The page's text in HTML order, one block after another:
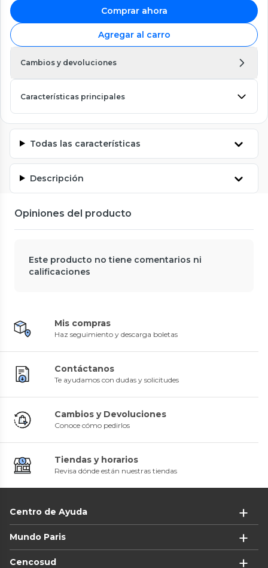
Comprar ahora
Agregar al carro
Cambios y devoluciones
Características principales
Todas las características
Descripción
Opiniones del producto
Este producto no tiene comentarios ni
calificaciones
Mis compras
Haz seguimiento y descarga boletas
Contáctanos
Te ayudamos con dudas y solicitudes
Cambios y Devoluciones
Conoce cómo pedirlos
Tiendas y horarios
Revisa dónde están nuestras tiendas
Centro de Ayuda
Mundo Paris
Cencosud